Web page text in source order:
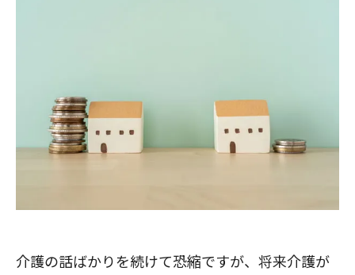
介護の話ばかりを続けて恐縮ですが、将来介護が